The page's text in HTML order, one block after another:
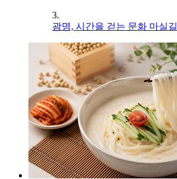
3.
광명, 시간을 걷는 문화 마실길